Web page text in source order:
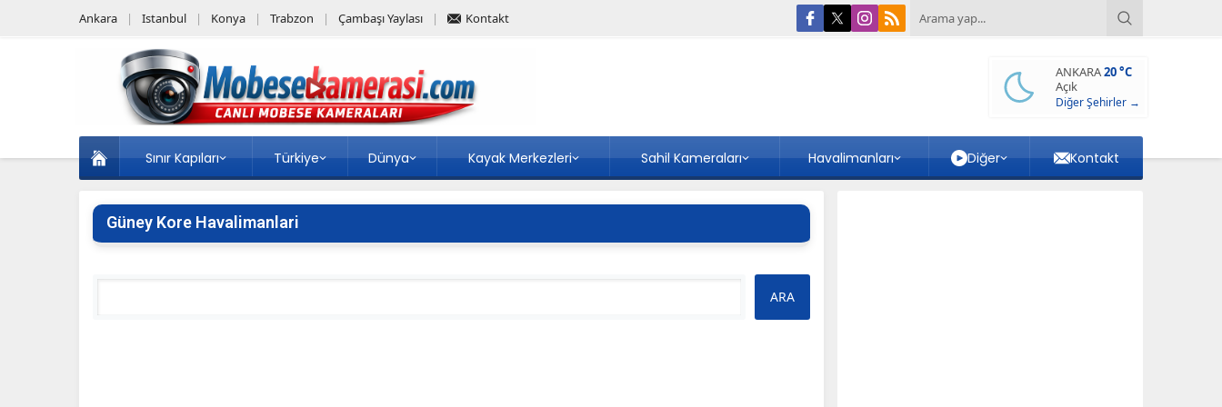
Ankara Istanbul Konya Trabzon Çambaşı Yaylası Kontakt
ANKARA20 °C
Açık
Diğer Şehirler →
Sınır Kapıları Türkiye Dünya Kayak Merkezleri Sahil Kameraları Havalimanları Diğer Kontakt
Güney Kore Havalimanlari